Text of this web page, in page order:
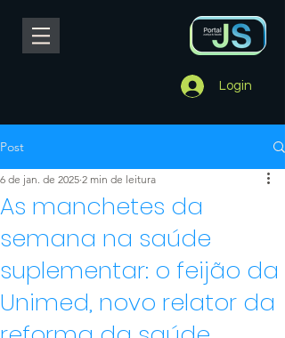
Login
Post
As manchetes da
semana na saúde
suplementar: o feijão da
Unimed, novo relator da
6 de jan. de 2025 2 min de leitura